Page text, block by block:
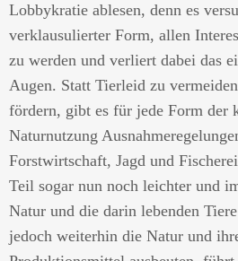
Lobbykratie ablesen, denn es
verklausulierter Form, allen
zu werden und verliert dabei das
Augen. Statt Tierleid zu
fördern, gibt es für jede Form der
Naturnutzung
Forstwirtschaft, Jagd und
Teil sogar nun noch leichter und
Natur und die darin lebenden
jedoch weiterhin die Natur und